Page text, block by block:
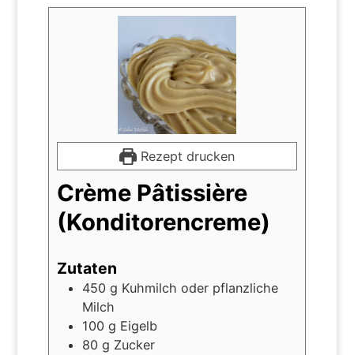
Rezept drucken
Crème Pâtissière
(Konditorencreme)
Zutaten
450 g Kuhmilch oder pflanzliche
Milch
100 g Eigelb
80 g Zucker